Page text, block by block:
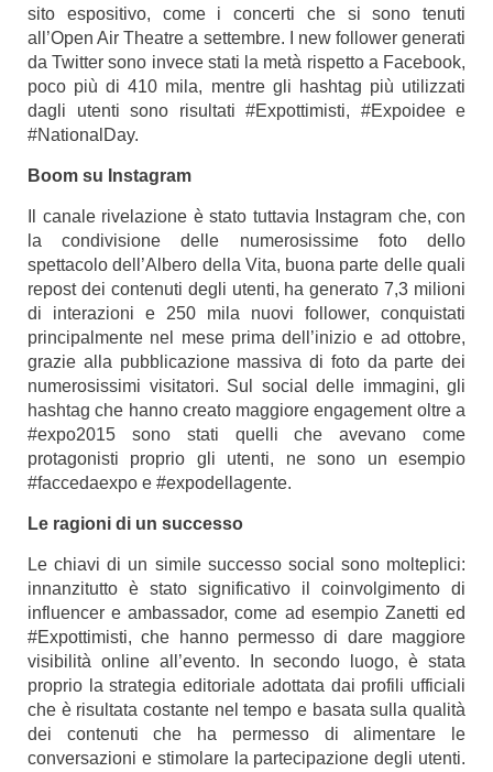
sito espositivo, come i concerti che si sono tenuti
all’Open Air Theatre a settembre. I new follower generati
da Twitter sono invece stati la metà rispetto a Facebook,
poco più di 410 mila, mentre gli hashtag più utilizzati
dagli utenti sono risultati #Expottimisti, #Expoidee e
#NationalDay.
Boom su Instagram
Il canale rivelazione è stato tuttavia Instagram che, con
la condivisione delle numerosissime foto dello
spettacolo dell’Albero della Vita, buona parte delle quali
repost dei contenuti degli utenti, ha generato 7,3 milioni
di interazioni e 250 mila nuovi follower, conquistati
principalmente nel mese prima dell’inizio e ad ottobre,
grazie alla pubblicazione massiva di foto da parte dei
numerosissimi visitatori. Sul social delle immagini, gli
hashtag che hanno creato maggiore engagement oltre a
#expo2015 sono stati quelli che avevano come
protagonisti proprio gli utenti, ne sono un esempio
#faccedaexpo e #expodellagente.
Le ragioni di un successo
Le chiavi di un simile successo social sono molteplici:
innanzitutto è stato significativo il coinvolgimento di
influencer e ambassador, come ad esempio Zanetti ed
#Expottimisti, che hanno permesso di dare maggiore
visibilità online all’evento. In secondo luogo, è stata
proprio la strategia editoriale adottata dai profili ufficiali
che è risultata costante nel tempo e basata sulla qualità
dei contenuti che ha permesso di alimentare le
conversazioni e stimolare la partecipazione degli utenti.